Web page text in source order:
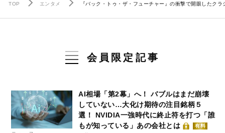
TOP エンタメ 『バック・トゥ・ザ・フューチャー』の衝撃で開眼したクラ
会員限定記事
AI相場「第2幕」へ！ バブルはまだ崩壊
していない…大化け期待の注目銘柄５
選！ NVIDIA一強時代に終止符を打つ「誰
もが知っている」あの会社とは
有料